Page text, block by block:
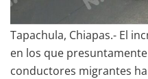
Tapachula, Chiapas.- El
en los que
conductores migrantes